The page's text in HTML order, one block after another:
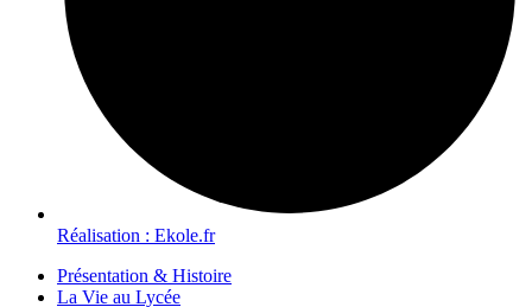
Réalisation : Ekole.fr
Présentation & Histoire
La Vie au Lycée